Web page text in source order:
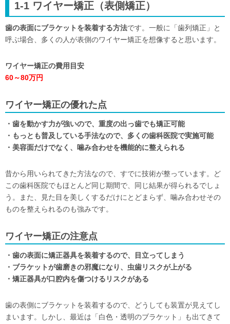
1-1 ワイヤー矯正（表側矯正）
歯の表面にブラケットを装着する方法です。一般に「歯列矯正」と
呼ぶ場合、多くの人が表側のワイヤー矯正を想像すると思います。
ワイヤー矯正の費用目安
60～80万円
ワイヤー矯正の優れた点
・歯を動かす力が強いので、重度の出っ歯でも矯正可能
・もっとも普及している手法なので、多くの歯科医院で実施可能
・美容面だけでなく、噛み合わせを機能的に整えられる
昔から用いられてきた方法なので、すでに技術が整っています。ど
この歯科医院でもほとんど同じ期間で、同じ結果が得られるでしょ
う。また、見た目を美しくするだけにとどまらず、噛み合わせその
ものを整えられるのも強みです。
ワイヤー矯正の注意点
・歯の表面に矯正器具を装着するので、目立ってしまう
・ブラケットが歯磨きの邪魔になり、虫歯リスクが上がる
・矯正器具が口腔内を傷つけるリスクがある
歯の表側にブラケットを装着するので、どうしても装置が見えてし
まいます。しかし、最近は「白色・透明のブラケット」も出てきて